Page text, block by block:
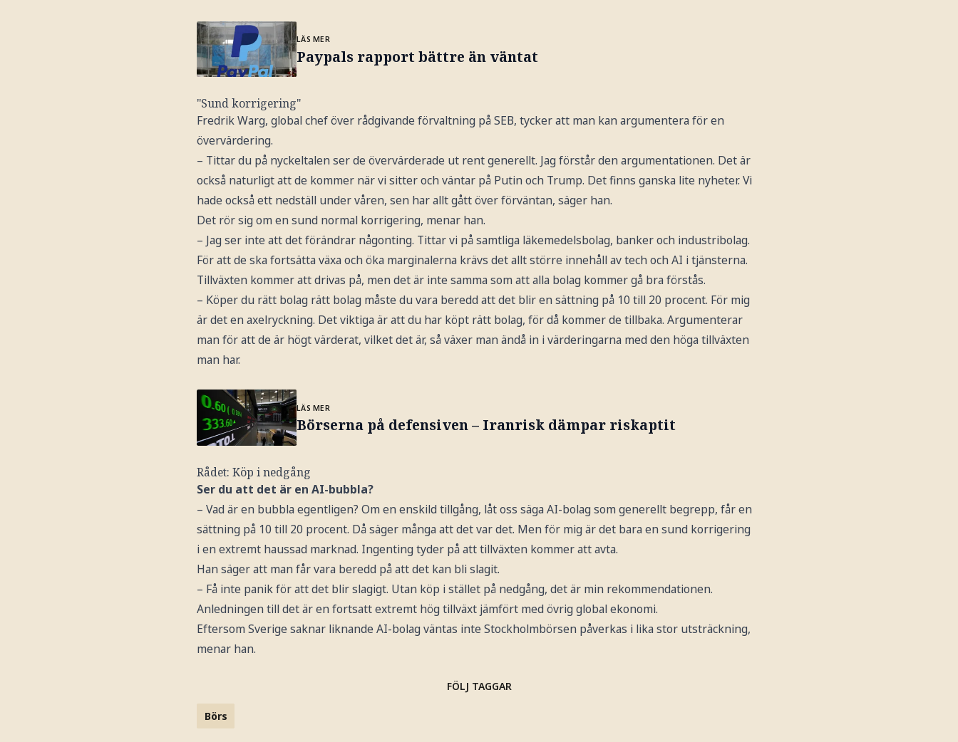
LÄS MER
Paypals rapport bättre än väntat
"Sund korrigering"
Fredrik Warg, global chef över rådgivande förvaltning på SEB, tycker att man kan argumentera för en
övervärdering.
– Tittar du på nyckeltalen ser de övervärderade ut rent generellt. Jag förstår den argumentationen. Det är
också naturligt att de kommer när vi sitter och väntar på Putin och Trump. Det finns ganska lite nyheter. Vi
hade också ett nedställ under våren, sen har allt gått över förväntan, säger han.
Det rör sig om en sund normal korrigering, menar han.
– Jag ser inte att det förändrar någonting. Tittar vi på samtliga läkemedelsbolag, banker och industribolag.
För att de ska fortsätta växa och öka marginalerna krävs det allt större innehåll av tech och AI i tjänsterna.
Tillväxten kommer att drivas på, men det är inte samma som att alla bolag kommer gå bra förstås.
– Köper du rätt bolag rätt bolag måste du vara beredd att det blir en sättning på 10 till 20 procent. För mig
är det en axelryckning. Det viktiga är att du har köpt rätt bolag, för då kommer de tillbaka. Argumenterar
man för att de är högt värderat, vilket det är, så växer man ändå in i värderingarna med den höga tillväxten
man har.
LÄS MER
Börserna på defensiven – Iranrisk dämpar riskaptit
Rådet: Köp i nedgång
Ser du att det är en AI-bubbla?
– Vad är en bubbla egentligen? Om en enskild tillgång, låt oss säga AI-bolag som generellt begrepp, får en
sättning på 10 till 20 procent. Då säger många att det var det. Men för mig är det bara en sund korrigering
i en extremt haussad marknad. Ingenting tyder på att tillväxten kommer att avta.
Han säger att man får vara beredd på att det kan bli slagit.
– Få inte panik för att det blir slagigt. Utan köp i stället på nedgång, det är min rekommendationen.
Anledningen till det är en fortsatt extremt hög tillväxt jämfört med övrig global ekonomi.
Eftersom Sverige saknar liknande AI-bolag väntas inte Stockholmbörsen påverkas i lika stor utsträckning,
menar han.
FÖLJ TAGGAR
Börs